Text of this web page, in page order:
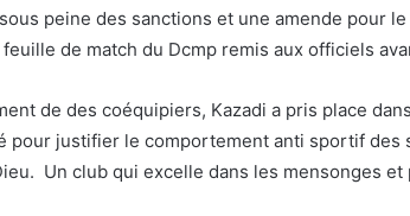
peine des sanctions et une amende pour
de match du Dcmp remis aux officiels
de des coéquipiers, Kazadi a pris place
pour justifier le comportement anti sportif des
Un club qui excelle dans les mensonges